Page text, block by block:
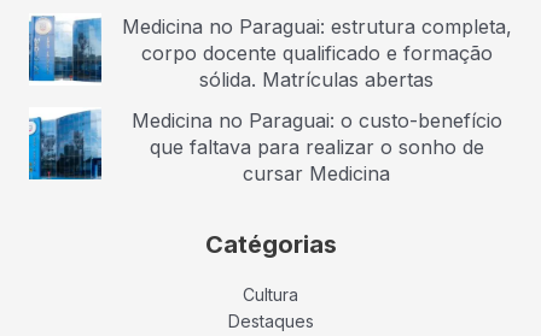
Medicina no Paraguai: estrutura completa,
corpo docente qualificado e formação
sólida. Matrículas abertas
Medicina no Paraguai: o custo-benefício
que faltava para realizar o sonho de
cursar Medicina
Catégorias
Cultura
Destaques